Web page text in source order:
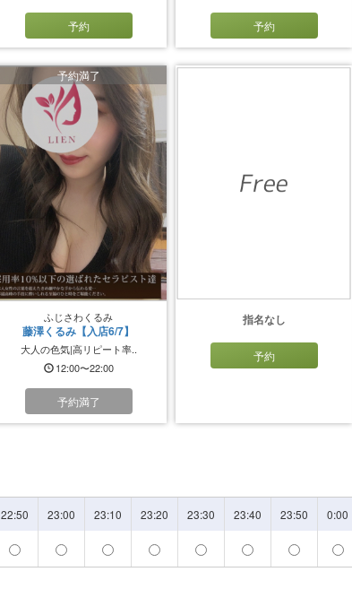
予約 予約
予約満了
ふじさわくるみ
藤澤くるみ【入店6/7】
大人の色気|高リピート率..
12:00〜22:00
予約満了
指名なし
予約
22:50 23:00 23:10 23:20 23:30 23:40 23:50 0:00